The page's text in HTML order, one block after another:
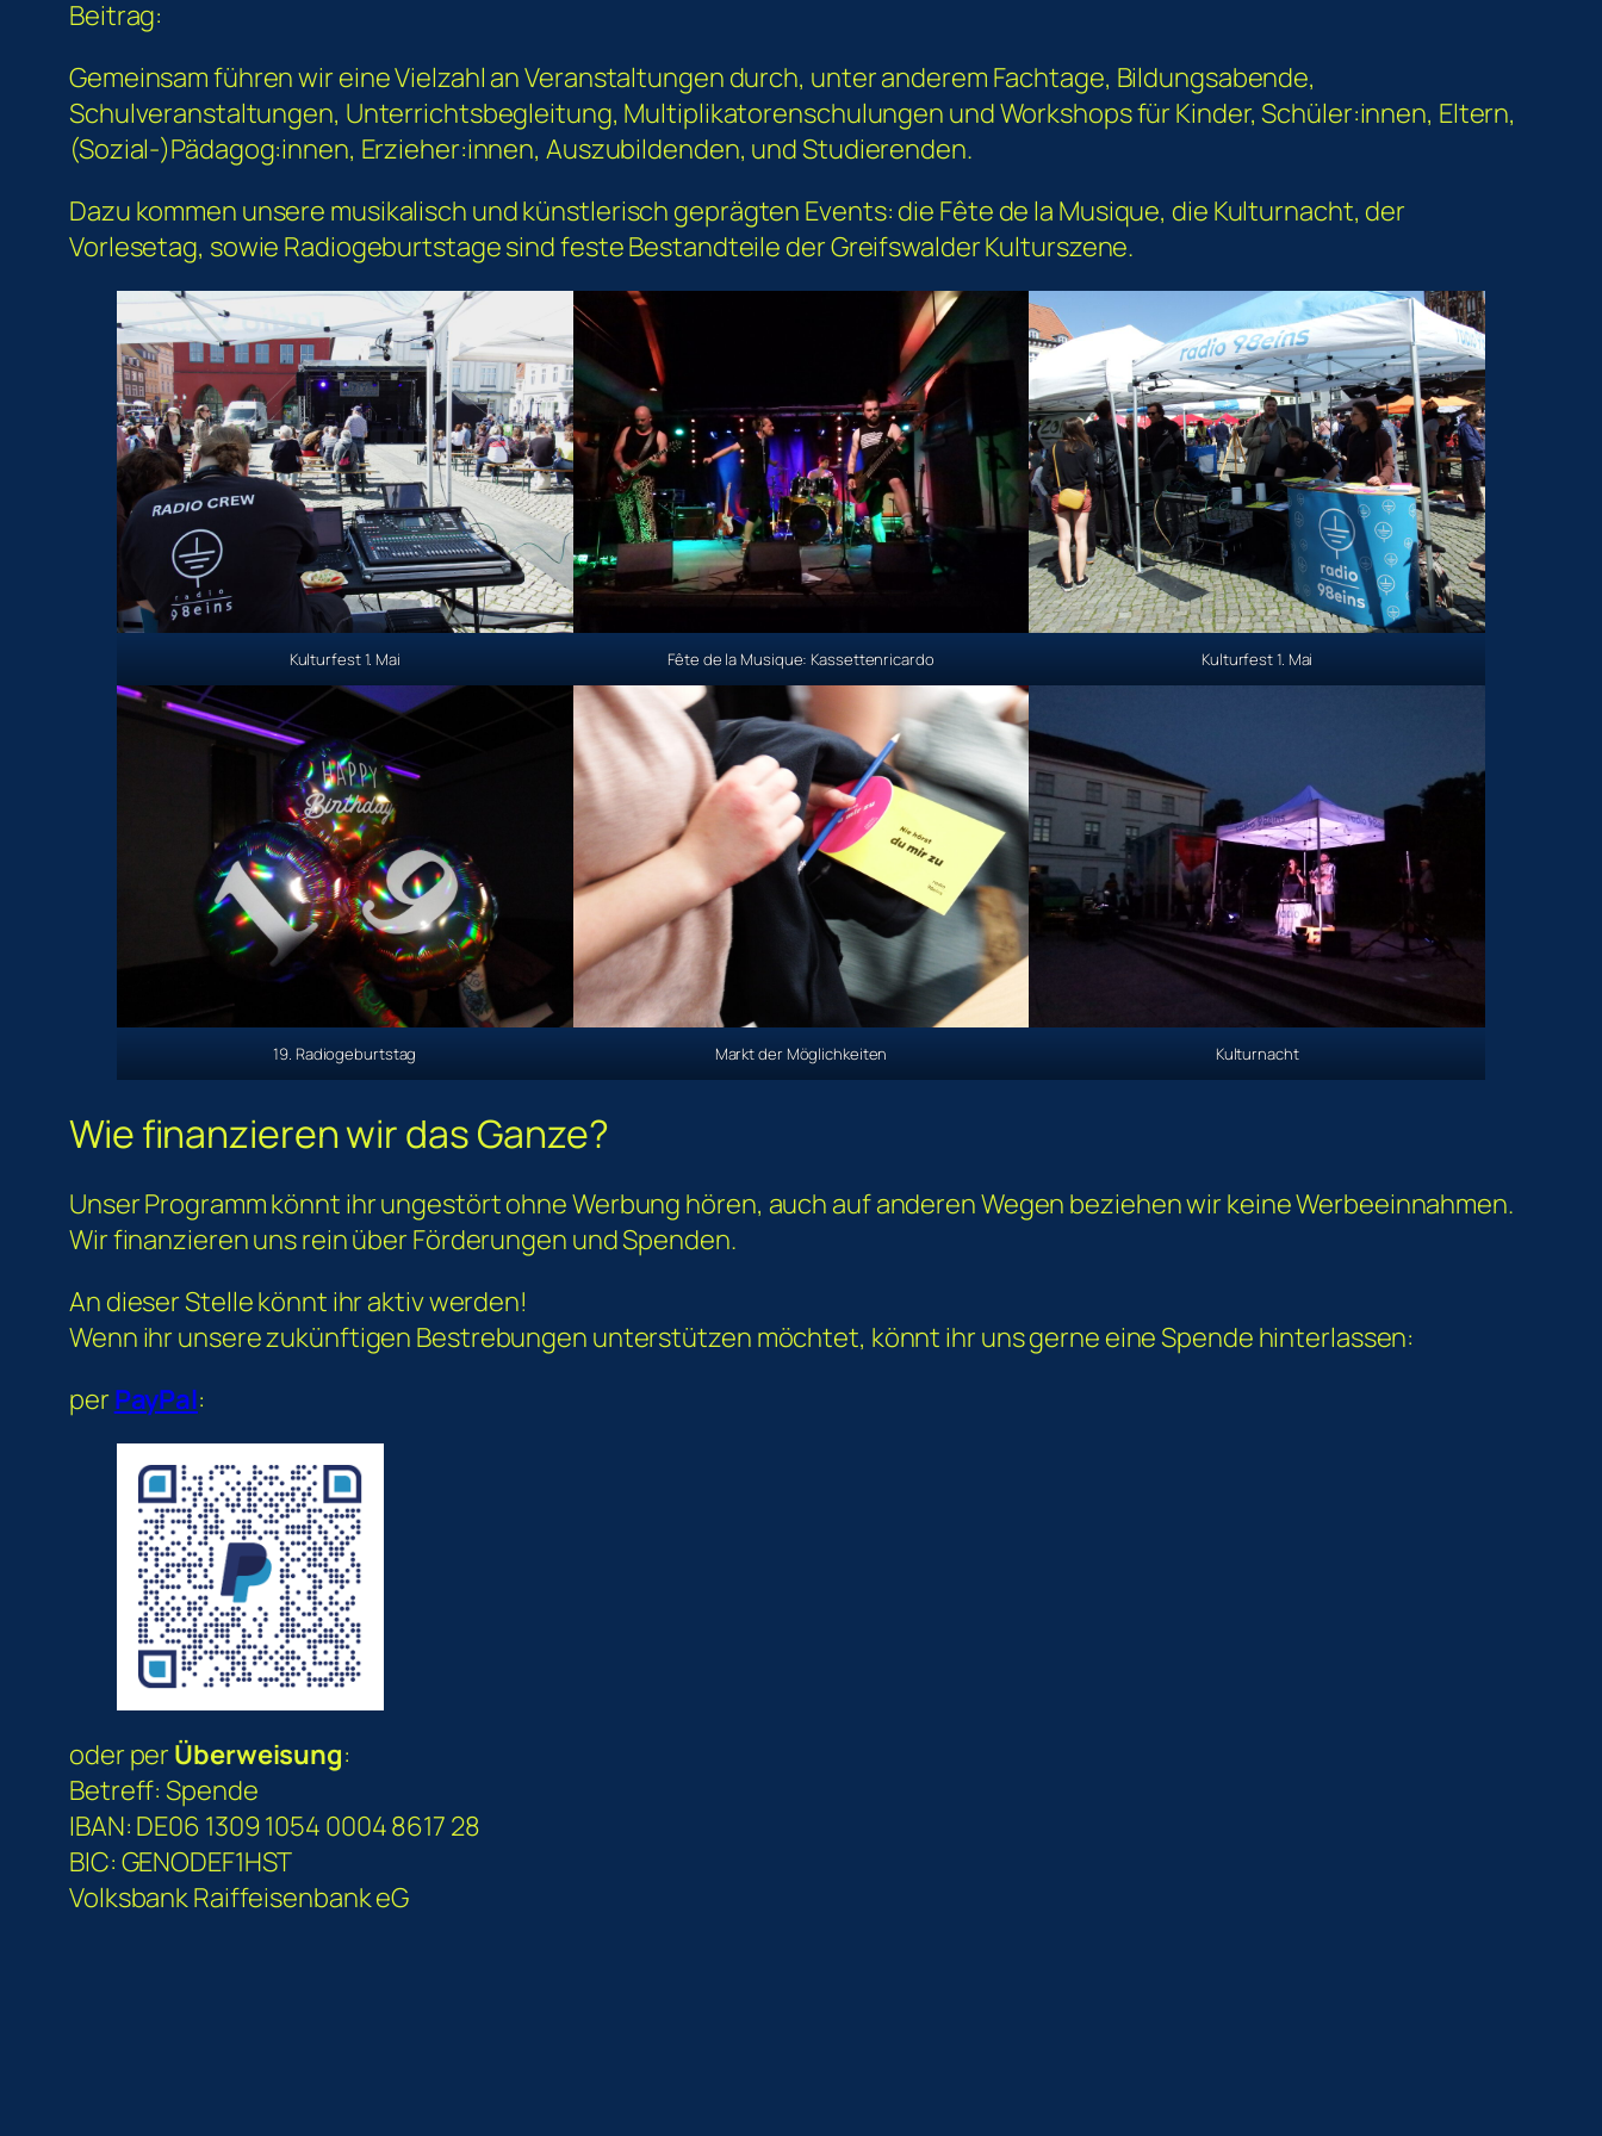
Beitrag:
Gemeinsam führen wir eine Vielzahl an Veranstaltungen durch, unter anderem Fachtage, Bildungsabende,
Schulveranstaltungen, Unterrichtsbegleitung, Multiplikatorenschulungen und Workshops für Kinder, Schüler:innen, Eltern,
(Sozial-)Pädagog:innen, Erzieher:innen, Auszubildenden, und Studierenden.
Dazu kommen unsere musikalisch und künstlerisch geprägten Events: die Fête de la Musique, die Kulturnacht, der
Vorlesetag, sowie Radiogeburtstage sind feste Bestandteile der Greifswalder Kulturszene.
Kulturfest 1. Mai Fête de la Musique: Kassettenricardo Kulturfest 1. Mai
19. Radiogeburtstag Markt der Möglichkeiten Kulturnacht
Wie finanzieren wir das Ganze?
Unser Programm könnt ihr ungestört ohne Werbung hören, auch auf anderen Wegen beziehen wir keine Werbeeinnahmen.
Wir finanzieren uns rein über Förderungen und Spenden.
An dieser Stelle könnt ihr aktiv werden!
Wenn ihr unsere zukünftigen Bestrebungen unterstützen möchtet, könnt ihr uns gerne eine Spende hinterlassen:
per PayPal:
oder per Überweisung:
Betreff: Spende
IBAN: DE06 1309 1054 0004 8617 28
BIC: GENODEF1HST
Volksbank Raiffeisenbank eG